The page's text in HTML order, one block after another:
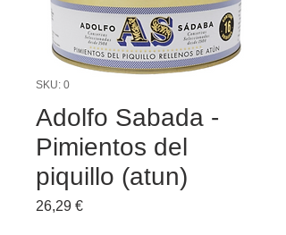
SKU: 0
Adolfo Sabada -
Pimientos del
piquillo (atun)
26,29 €Price